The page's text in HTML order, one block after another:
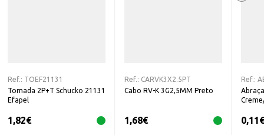
Ref.: TOEF21131
Tomada 2P+T Schucko 21131
Efapel
1,82€
Ref.: CARVK3X2.5PT
Cabo RV-K 3G2,5MM Preto
1,68€
Ref.:
0,11€